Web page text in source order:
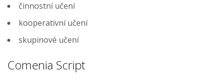
činnostní učení
kooperativní učení
skupinové učení
Comenia Script